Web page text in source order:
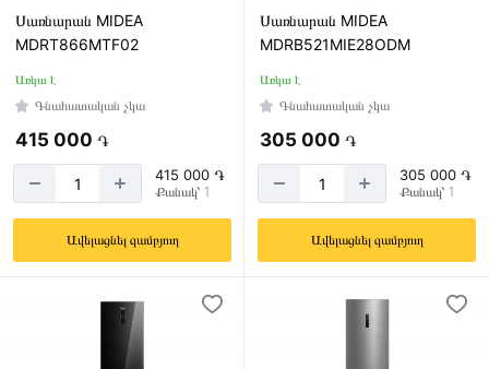
Սառնարան MIDEA
MDRT866MTF02
Առկա է
Գնահատական չկա
415 000 ֏
415 000 ֏
Քանակ՝ 1
Ավելացնել զամբյուղ
Սառնարան MIDEA
MDRB521MIE28ODM
Առկա է
Գնահատական չկա
305 000 ֏
305 000 ֏
Քանակ՝ 1
Ավելացնել զամբյուղ